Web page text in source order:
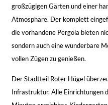
großzügigen Gärten und einer
Atmosphäre. Der komplett
die vorhandene Pergola bieten
sondern auch eine wunderbare
vollen Zügen zu genießen.
Der Stadtteil Roter Hügel
Infrastruktur. Alle Einrichtungen